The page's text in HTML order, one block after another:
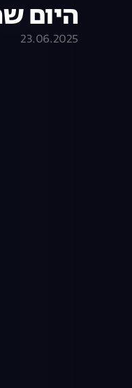
היום שהיה 23.06.25 -
23.06.2025